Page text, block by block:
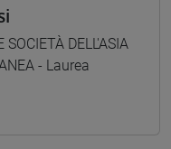
SOCIETÀ DELL'ASIA
- Laurea